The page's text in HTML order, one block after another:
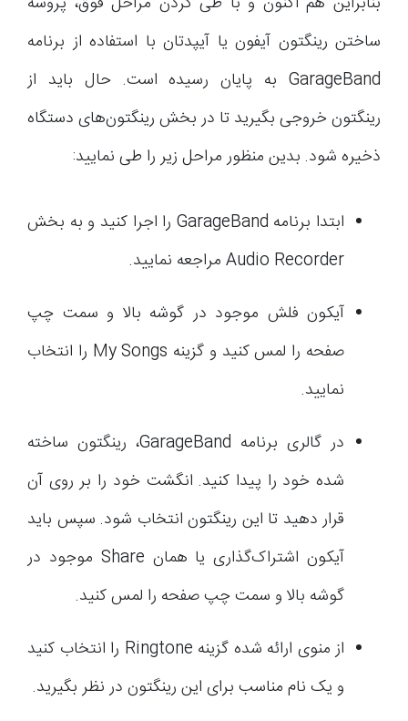
ساختن رینگتون آیفون یا آیپدتان با استفاده از برنامه
GarageBand به پایان رسیده است. حال باید از
رینگتون خروجی بگیرید تا در بخش رینگتون‌های دستگاه
ذخیره شود. بدین منظور مراحل زیر را طی نمایید:
ابتدا برنامه GarageBand را اجرا کنید و به بخش
Audio Recorder مراجعه نمایید.
آیکون فلش موجود در گوشه بالا و سمت چپ
صفحه را لمس کنید و گزینه My Songs را انتخاب
نمایید.
در گالری برنامه GarageBand، رینگتون ساخته
شده خود را پیدا کنید. انگشت خود را بر روی آن
قرار دهید تا این رینگتون انتخاب شود. سپس باید
آیکون اشتراک‌گذاری یا همان Share موجود در
گوشه بالا و سمت چپ صفحه را لمس کنید.
از منوی ارائه شده گزینه Ringtone را انتخاب کنید
و یک نام مناسب برای این رینگتون در نظر بگیرید.